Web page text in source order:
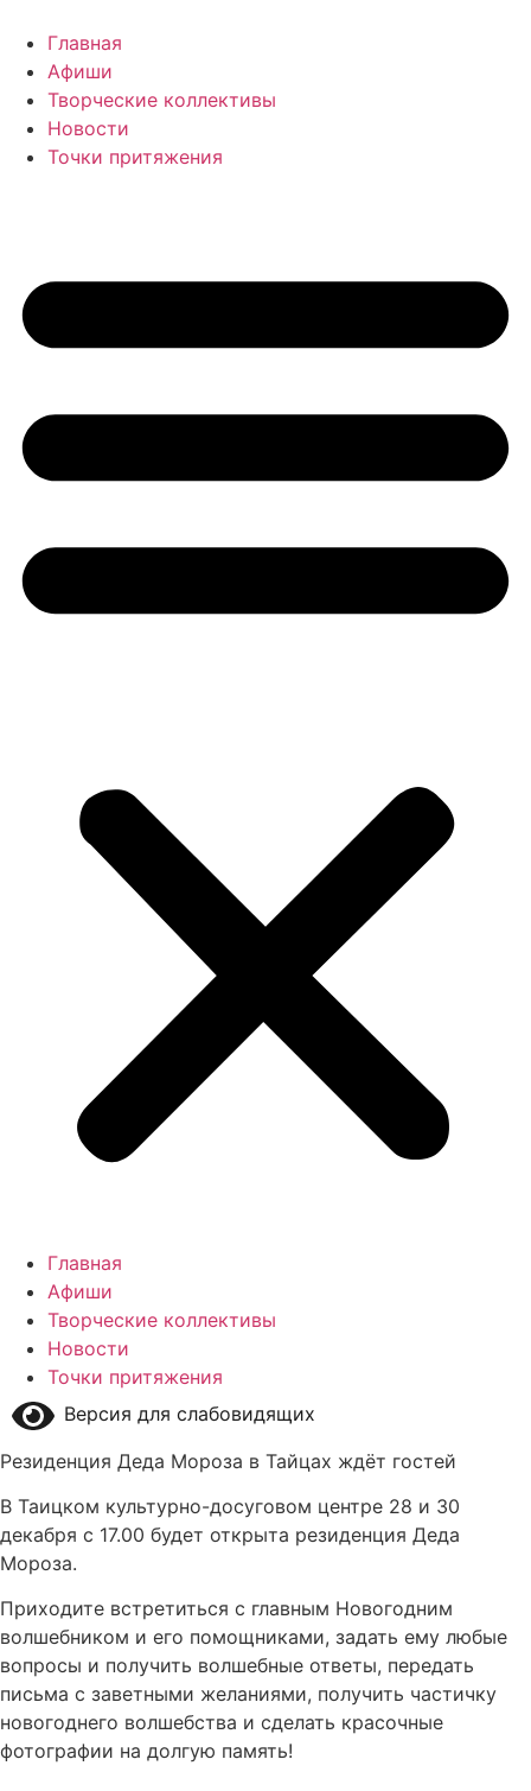
содержимому
Главная
Афиши
Творческие коллективы
Новости
Точки притяжения
Главная
Афиши
Творческие коллективы
Новости
Точки притяжения
Версия для слабовидящих
Резиденция Деда Мороза в Тайцах ждёт гостей
В Таицком культурно-досуговом центре 28 и 30
декабря с 17.00 будет открыта резиденция Деда
Мороза.
Приходите встретиться с главным Новогодним
волшебником и его помощниками, задать ему любые
вопросы и получить волшебные ответы, передать
письма с заветными желаниями, получить частичку
новогоднего волшебства и сделать красочные
фотографии на долгую память!